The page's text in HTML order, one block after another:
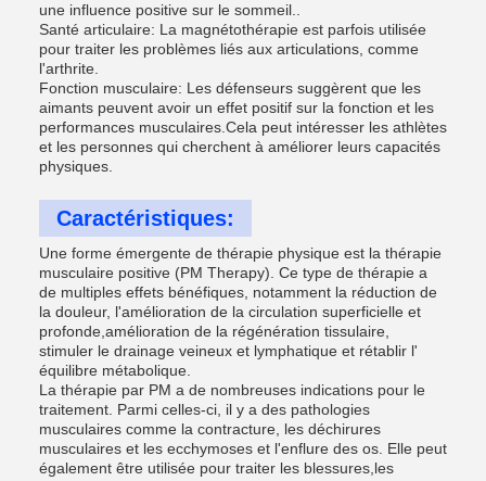
une influence positive sur le sommeil..
Santé articulaire: La magnétothérapie est parfois utilisée
pour traiter les problèmes liés aux articulations, comme
l'arthrite.
Fonction musculaire: Les défenseurs suggèrent que les
aimants peuvent avoir un effet positif sur la fonction et les
performances musculaires.Cela peut intéresser les athlètes
et les personnes qui cherchent à améliorer leurs capacités
physiques.
Caractéristiques:
Une forme émergente de thérapie physique est la thérapie
musculaire positive (PM Therapy). Ce type de thérapie a
de multiples effets bénéfiques, notamment la réduction de
la douleur, l'amélioration de la circulation superficielle et
profonde,amélioration de la régénération tissulaire,
stimuler le drainage veineux et lymphatique et rétablir l'
équilibre métabolique.
La thérapie par PM a de nombreuses indications pour le
traitement. Parmi celles-ci, il y a des pathologies
musculaires comme la contracture, les déchirures
musculaires et les ecchymoses et l'enflure des os. Elle peut
également être utilisée pour traiter les blessures,les